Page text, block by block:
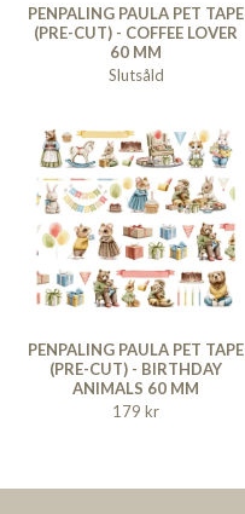
PENPALING PAULA PET TAPE
(PRE-CUT) - COFFEE LOVER
60 MM
Slutsåld
PENPALING PAULA PET TAPE
(PRE-CUT) - BIRTHDAY
ANIMALS 60 MM
179 kr